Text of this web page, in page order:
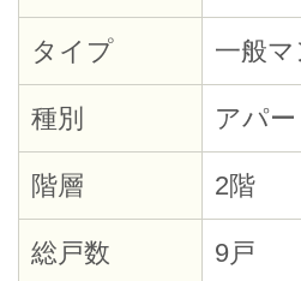
タイプ 一般
種別 アパー
階層 2階
総戸数 9戸